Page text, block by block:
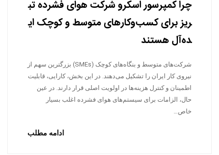
چرا کمپرسور اسکرو شرکت هوای فشرده تب
ریز برای کسب‌وکارهای متوسط و کوچک ای
ده‌آل هستند
شرکت‌های متوسط و بنگاه‌های کوچک (SMEs) بزرگترین سهم از
نیروی کار ایران را تشکیل می‌دهند. در این بخش، کارایی، قابلیت
اطمینان و کنترل هزینه‌ها در اولویت اصلی قرار دارند. در عین
حال، الزامات برای سیستم‌های هوای فشرده اغلب بسیار
خاص…
ادامه مطلب